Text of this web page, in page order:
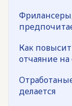
Как
отчаяние на
делается